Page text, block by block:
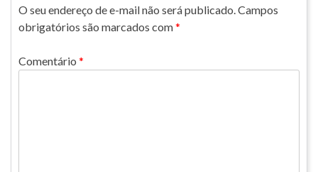
O seu endereço de e-mail não será publicado. Campos
obrigatórios são marcados com*
Comentário *